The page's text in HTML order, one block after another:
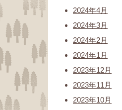
2024年4月
2024年3月
2024年2月
2024年1月
2023年12月
2023年11月
2023年10月